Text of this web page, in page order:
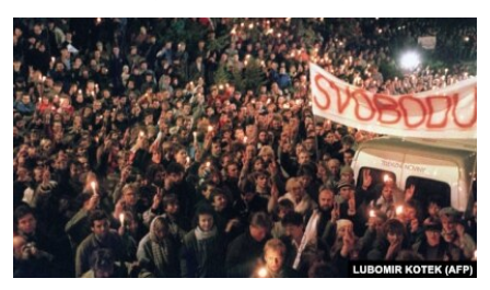
СПЕЦПРОЕКТИ
ДЕПОРТАЦІЯ
ВІДЕОУРОКИ «ELIFBE»
СВІДЧЕННЯ ОКУПАЦІЇ
УКРАЇНСЬКА ПРОБЛЕМА КРИМУ
ІНФОГРАФІКА
ЯК ОБІЙТИ БЛОКУВАННЯ
Русский
Qırımtatar
ДОЛУЧАЙСЯ!